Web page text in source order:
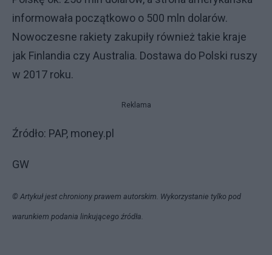
informowała początkowo o 500 mln dolarów.
Nowoczesne rakiety zakupiły również takie kraje
jak Finlandia czy Australia. Dostawa do Polski ruszy
w 2017 roku.
Reklama
Źródło: PAP, money.pl
GW
© Artykuł jest chroniony prawem autorskim. Wykorzystanie tylko pod
warunkiem podania linkującego źródła.